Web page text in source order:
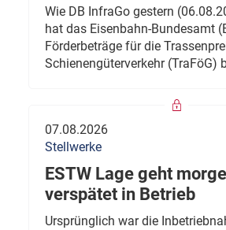
Wie DB InfraGo gestern
hat das Eisenbahn-Bundesamt
Förderbeträge für die
Schienengüterverkehr (TraFöG)
07.08.2026
Stellwerke
ESTW Lage geht
verspätet in Betrieb
Ursprünglich war die